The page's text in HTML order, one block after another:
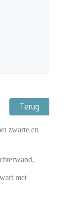
Terug
zwarte en
met